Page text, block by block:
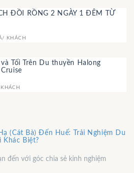
ĐỒI RỒNG 2 NGÀY 1 ĐÊM TỪ
KHÁCH
và Tối Trên Du thuyền Halong
(Cát Bà) Đến Huế: Trải Nghiệm Du
Khác Biệt?
đến với góc chia sẻ kinh nghiệm